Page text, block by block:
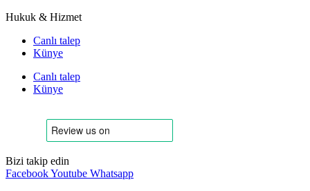
Hukuk & Hizmet
Canlı talep
Künye
Canlı talep
Künye
Bizi takip edin
FacebookYoutube Whatsapp